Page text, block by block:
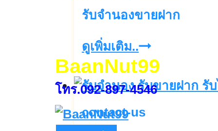
BaanNut99
โทร.092-897-4546
ที่ดิน
บ้าน
รับจำนองขายฝาก
ดูเพิ่มเติม..รับ
จำนอง
ขาย
contact-us